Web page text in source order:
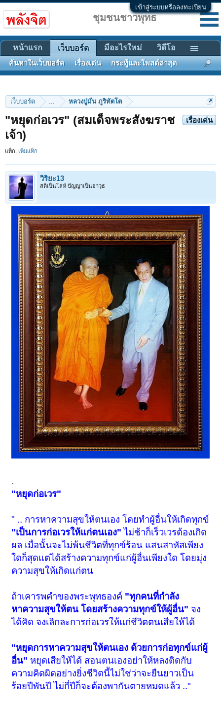
เข้าสู่ระบบหรือลงทะเบียน
เว็บบอร์ด ... หลวงปู่มั่น ภูริทัตโต
เรื่องเด่น
"หยุดก่อเวร" (สมเด็จพระสังฆราช
เจ้า)
แท็ก: เพิ่มแท็ก
วิริยะ13
สติเป็นโล่ห์ ปัญญาเป็นอาวุธ
.
"หยุดก่อเวร"
" .. การหาความสุขให้ตนเอง โดยทำผู้อื่นให้เกิดทุกข์
"เป็นการก่อเวรให้แก่ตนเอง" ไม่ช้าก็เร็วเวรต้องเกิด
ผล เมื่อนั้นจะไม่พ้นชีวิตที่ทุกข์ร้อน แสนสาหัสเพียง
ใดก็สุดแต่ได้สร้างความทุกข์แก่ผู้อื่นเพียงใด โดยมุ่ง
ความสุขให้เกิดแก่ตน
ถ้าเคารพคำของพระพุทธองค์ "ทุกคนที่กำลัง
หาความสุขให้ตน โดยสร้างความทุกข์ให้ผู้อื่น" จง
ได้คิด จงเลิกละการก่อเวรให้แก่ชีวิตตนเสียให้ได้
"หยุดการหาความสุขให้ตนเอง ด้วยการก่อทุกข์แก่ผู้
อื่น" หยุดเสียให้ได้ สอนตนเองอย่าให้หลงติดกับ
ความคิดผิดอย่างยิ่งชีวิตนี้ไม่ใช่ว่าจะยืนยาวเป็น
ร้อยปีพันปี ไม่กี่ปีก็จะต้องพากันตายหมดแล้ว .."
ชุมชนชาวพุทธ
หน้าแรก เว็บบอร์ด
ค้นหาในเว็บบอร์ด เรื่องเด่น กระทู้และโพสต์ล่าสุด
มีอะไรใหม่ วิดีโอ